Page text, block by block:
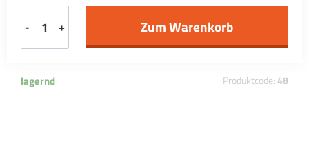
- +
lagernd Produktcode: 48